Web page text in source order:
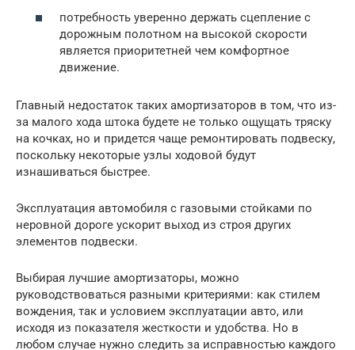
потребность уверенно держать сцепление с
дорожным полотном на высокой скорости
является приоритетней чем комфортное
движение.
Главный недостаток таких амортизаторов в том, что из-
за малого хода штока будете не только ощущать тряску
на кочках, но и придется чаще ремонтировать подвеску,
поскольку некоторые узлы ходовой будут
изнашиваться быстрее.
Эксплуатация автомобиля с газовыми стойками по
неровной дороге ускорит выход из строя других
элементов подвески.
Выбирая лучшие амортизаторы, можно
руководствоваться разными критериями: как стилем
вождения, так и условием эксплуатации авто, или
исходя из показателя жесткости и удобства. Но в
любом случае нужно следить за исправностью каждого